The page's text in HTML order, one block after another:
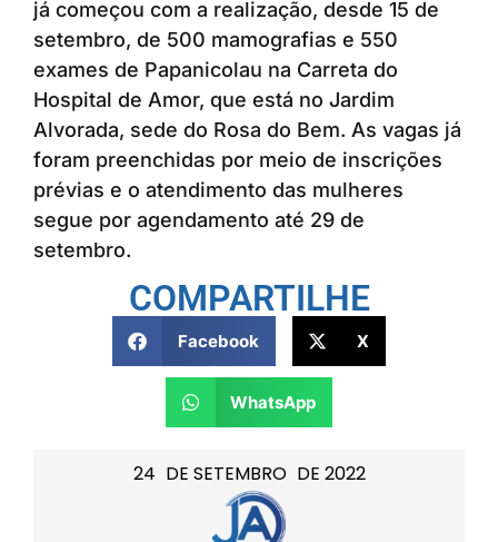
24 DE SETEMBRO DE 2022
já começou com a realização, desde 15 de
setembro, de 500 mamografias e 550
exames de Papanicolau na Carreta do
Hospital de Amor, que está no Jardim
Alvorada, sede do Rosa do Bem. As vagas já
foram preenchidas por meio de inscrições
prévias e o atendimento das mulheres
segue por agendamento até 29 de
setembro.
COMPARTILHE
Facebook X
WhatsApp